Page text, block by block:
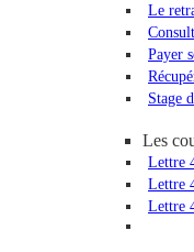
Le
Payer
Stage
Les
Lettre
Lettre
Lettre